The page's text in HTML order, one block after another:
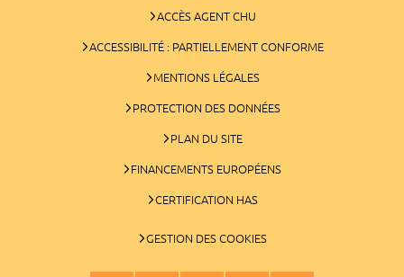
ACCÈS AGENT CHU
ACCESSIBILITÉ : PARTIELLEMENT CONFORME
MENTIONS LÉGALES
PROTECTION DES DONNÉES
PLAN DU SITE
FINANCEMENTS EUROPÉENS
CERTIFICATION HAS
GESTION DES COOKIES